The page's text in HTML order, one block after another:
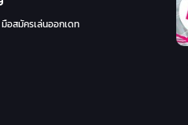
อสมัครเล่นออกเดท